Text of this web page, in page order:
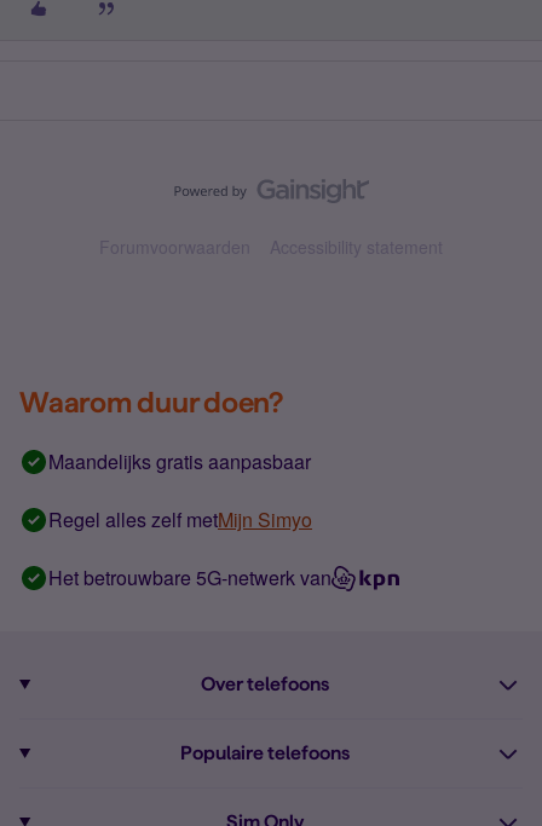
Forumvoorwaarden Accessibility statement
Waarom duur doen?
Maandelijks gratis aanpasbaar
Regel alles zelf metMijn Simyo
Het betrouwbare 5G-netwerk van
Over telefoons
Populaire telefoons
Sim Only